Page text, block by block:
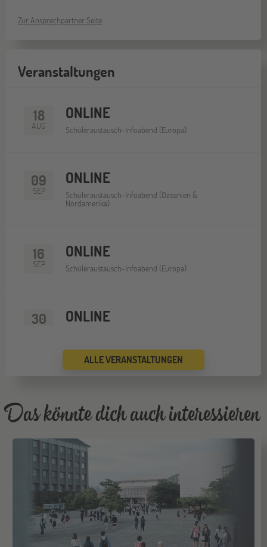
Zur Ansprechpartner Seite
Veranstaltungen
18
AUG
ONLINE
Schüleraustausch-Infoabend (Europa)
09
SEP
ONLINE
Schüleraustausch-Infoabend (Ozeanien &
Nordamerika)
16
SEP
ONLINE
Schüleraustausch-Infoabend (Europa)
30 ONLINE
28
OKT
ONLINE
Schüleraustausch-Infoabend (Ozeanien)
11
NOV
ONLINE
Schüleraustausch-Infoabend (Europa)
ALLE VERANSTALTUNGEN
Das könnte dich auch interessieren